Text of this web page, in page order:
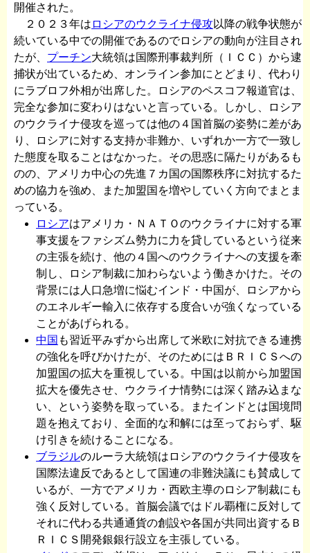
開催された。
２０２３年は ロシアのウクライナ侵攻以降の戦争状態が
続いている中での開催であるのでロシアの動向が注目され
たが、 プーチン大統領は国際刑事裁判所（ＩＣＣ）から逮
捕状が出ているため、オンライン参加にとどまり、代わり
にラブロフ外相が出席した。ロシアのペスコフ報道官は、
完全な参加に変わりはないと言っている。しかし、ロシア
のウクライナ侵攻を巡っては他の４国首脳の姿勢に差があ
り、ロシアに対する支持か非難か、いずれか一方で一致し
た態度を取ることはなかった。その思惑に隔たりがあるも
のの、アメリカ中心の先進７カ国の国際秩序に対抗するた
めの協力を強め、また加盟国を増やしていく方向でまとま
っている。
ロシアはアメリカ・ＮＡＴＯのウクライナに対する軍
事支援をファシズム勢力に力を貸しているという従来
の主張を続け、他の４国へのウクライナへの支援を牽
制し、ロシア制裁に加わらないよう働きかけた。その
背景には人口急増に悩むインド・中国が、ロシアから
のエネルギー輸入に依存する度合いが強くなっている
ことがあげられる。
中国 も習近平みずから出席して米欧に対抗できる連携
の強化を呼びかけたが、そのためにはＢＲＩＣＳへの
加盟国の拡大を重視している。中国は以前から加盟国
拡大を優先させ、ウクライナ情勢には深く踏み込まな
い、という姿勢を取っている。またインドとは国境問
題を抱えており、全面的な和解には至っておらず、駆
け引きを続けることになる。
ブラジルのルーラ大統領はロシアのウクライナ侵攻を
国際法違反であるとして国連の非難決議にも賛成して
いるが、一方でアメリカ・西欧主導のロシア制裁にも
強く反対している。首脳会議ではドル覇権に反対して
それに代わる共通通貨の創設や各国が共同出資するＢ
ＲＩＣＳ開発銀銀行設立を主張している。